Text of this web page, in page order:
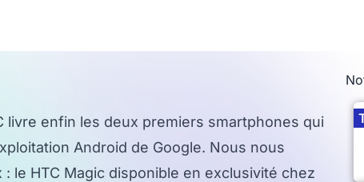
livre enfin les deux premiers smartphones qui
Android de Google. Nous nous
le HTC Magic disponible en exclusivité chez